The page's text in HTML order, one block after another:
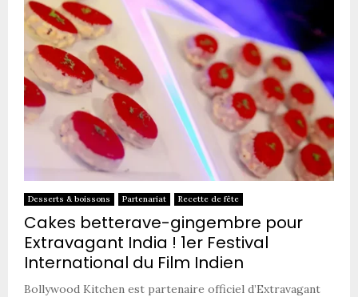
Desserts & boissons Partenariat Recette de fête
Cakes betterave-gingembre pour
Extravagant India ! 1er Festival
International du Film Indien
Bollywood Kitchen est partenaire officiel d’Extravagant